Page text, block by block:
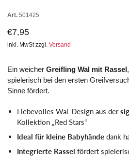
Art. 501425
€7,95
inkl. MwSt zzgl. Versand
Ein weicher Greifling Wal mit Rassel
spielerisch bei den ersten
Sinne fördert.
Liebevolles Wal-Design aus der
Kollektion „Red Stars“
Ideal für kleine Babyhände dank
Integrierte Rassel fördert